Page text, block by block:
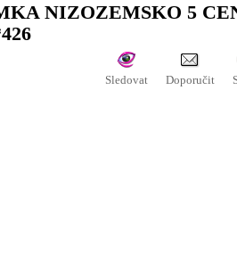
NIZOZEMSKO 5
Sledovat Doporučit